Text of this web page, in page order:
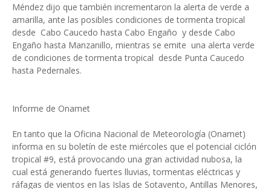
Méndez dijo que también incrementaron la alerta de verde a
amarilla, ante las posibles condiciones de tormenta tropical
desde Cabo Caucedo hasta Cabo Engaño y desde Cabo
Engaño hasta Manzanillo, mientras se emite una alerta verde
de condiciones de tormenta tropical desde Punta Caucedo
hasta Pedernales.
Informe de Onamet
En tanto que la Oficina Nacional de Meteorología (Onamet)
informa en su boletín de este miércoles que el potencial ciclón
tropical #9, está provocando una gran actividad nubosa, la
cual está generando fuertes lluvias, tormentas eléctricas y
ráfagas de vientos en las Islas de Sotavento, Antillas Menores,